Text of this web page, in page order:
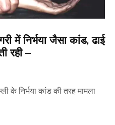
में निर्भया जैसा कांड, ढाई
रही –
के निर्भया कांड की तरह मामला